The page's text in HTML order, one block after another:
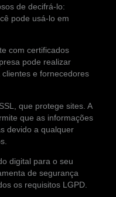
de decifrá-lo:
pode usá-lo em
com certificados
pode realizar
e fornecedores
que protege sites. A
que as informações
devido a qualquer
digital para o seu
de segurança
os requisitos LGPD.